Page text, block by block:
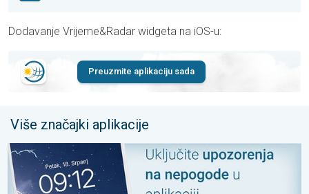
Dodavanje Vrijeme&Radar widgeta na iOS-u:
Preuzmite aplikaciju sada
Više značajki aplikacije
Regionalno, relevantno, precizno. Obavijesti iz aplikacije. . .